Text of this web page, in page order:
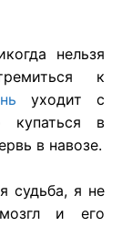
нельзя
к
уходит с
купаться в
в навозе.
судьба, я не
и его